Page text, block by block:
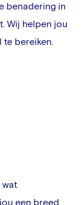
benadering in
Wij helpen jou
bereiken.
wat
een breed